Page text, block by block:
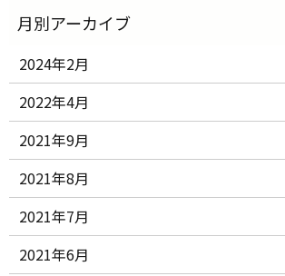
2024年2月
2022年4月
2021年9月
2021年8月
2021年7月
2021年6月